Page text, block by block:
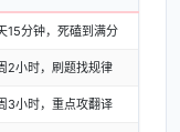
15分钟，死磕到满分
2小时，刷题找规律
3小时，重点攻翻译